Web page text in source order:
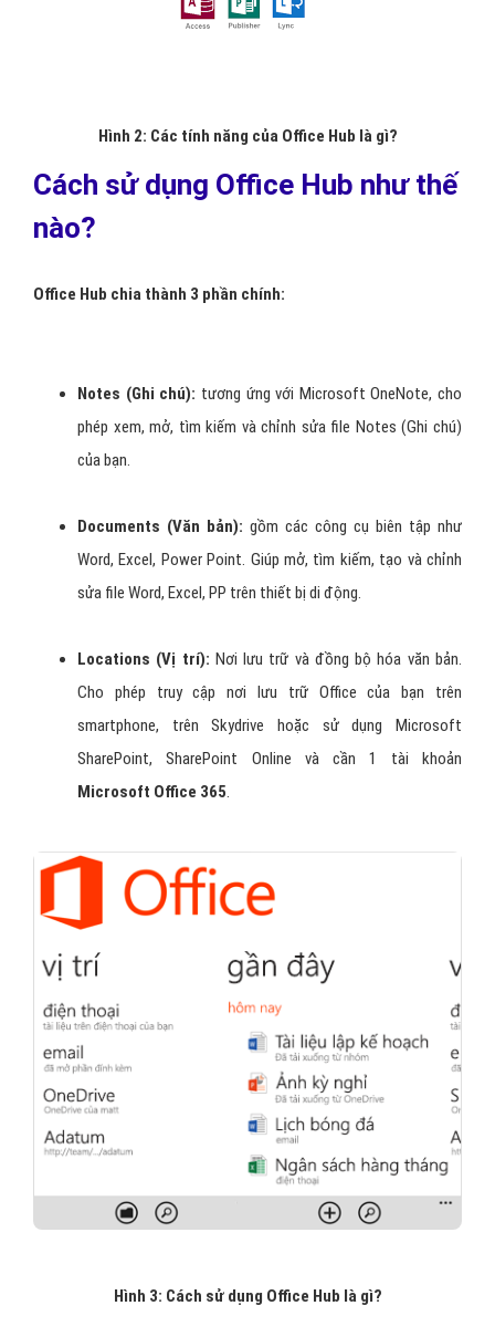
Hình 2: Các tính năng của Office Hub là gì?
Cách sử dụng Office Hub như thế
nào?
Office Hub chia thành 3 phần chính:
Notes (Ghi chú): tương ứng với Microsoft OneNote, cho
phép xem, mở, tìm kiếm và chỉnh sửa file Notes (Ghi chú)
của bạn.
Documents (Văn bản): gồm các công cụ biên tập như
Word, Excel, Power Point. Giúp mở, tìm kiếm, tạo và chỉnh
sửa file Word, Excel, PP trên thiết bị di động.
Locations (Vị trí): Nơi lưu trữ và đồng bộ hóa văn bản.
Cho phép truy cập nơi lưu trữ Office của bạn trên
smartphone, trên Skydrive hoặc sử dụng Microsoft
SharePoint, SharePoint Online và cần 1 tài khoản
Microsoft Office 365.
Hình 3: Cách sử dụng Office Hub là gì?